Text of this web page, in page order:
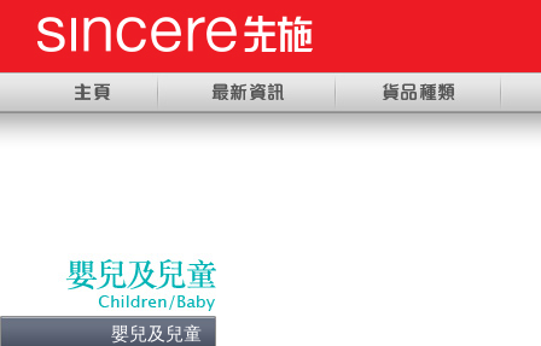
嬰兒及兒童